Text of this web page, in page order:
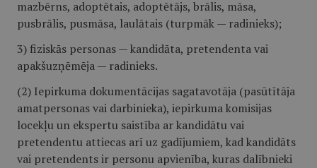
mazbērns, adoptētais, adoptētājs, brālis, māsa,
pusbrālis, pusmāsa, laulātais (turpmāk — radinieks);
3) fiziskās personas — kandidāta, pretendenta vai
apakšuzņēmēja — radinieks.
(2) Iepirkuma dokumentācijas sagatavotāja (pasūtītāja
amatpersonas vai darbinieka), iepirkuma komisijas
locekļu un ekspertu saistība ar kandidātu vai
pretendentu attiecas arī uz gadījumiem, kad kandidāts
vai pretendents ir personu apvienība, kuras dalībnieki